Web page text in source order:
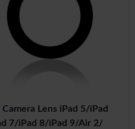
Lens iPad 5/iPad
7/iPad 8/iPad 9/Air 2/